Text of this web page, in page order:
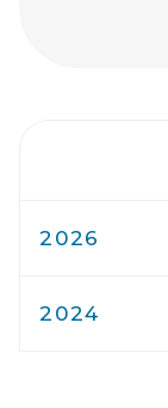
2026
2024